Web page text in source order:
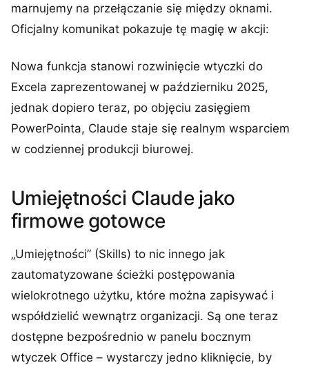
marnujemy na przełączanie się między oknami.
Oficjalny komunikat pokazuje tę magię w akcji:
Nowa funkcja stanowi rozwinięcie wtyczki do
Excela zaprezentowanej w październiku 2025,
jednak dopiero teraz, po objęciu zasięgiem
PowerPointa, Claude staje się realnym wsparciem
w codziennej produkcji biurowej.
Umiejętności Claude jako
firmowe gotowce
„Umiejętności” (Skills) to nic innego jak
zautomatyzowane ścieżki postępowania
wielokrotnego użytku, które można zapisywać i
współdzielić wewnątrz organizacji. Są one teraz
dostępne bezpośrednio w panelu bocznym
wtyczek Office – wystarczy jedno kliknięcie, by